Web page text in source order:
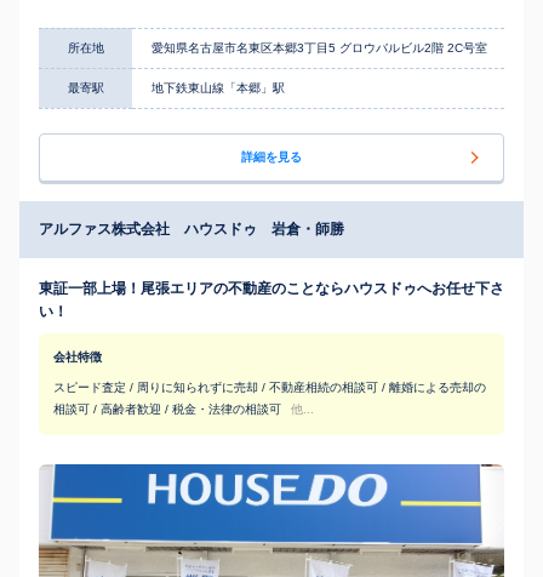
所在地 愛知県名古屋市名東区本郷3丁目5 グロウバルビル2階 2C号室
最寄駅 地下鉄東山線「本郷」駅
詳細を見る
アルファス株式会社 ハウスドゥ 岩倉・師勝
東証一部上場！尾張エリアの不動産のことならハウスドゥへお任せ下さ
い！
会社特徴
スピード査定 / 周りに知られずに売却 / 不動産相続の相談可 / 離婚による売却の
相談可 / 高齢者歓迎 / 税金・法律の相談可
他...